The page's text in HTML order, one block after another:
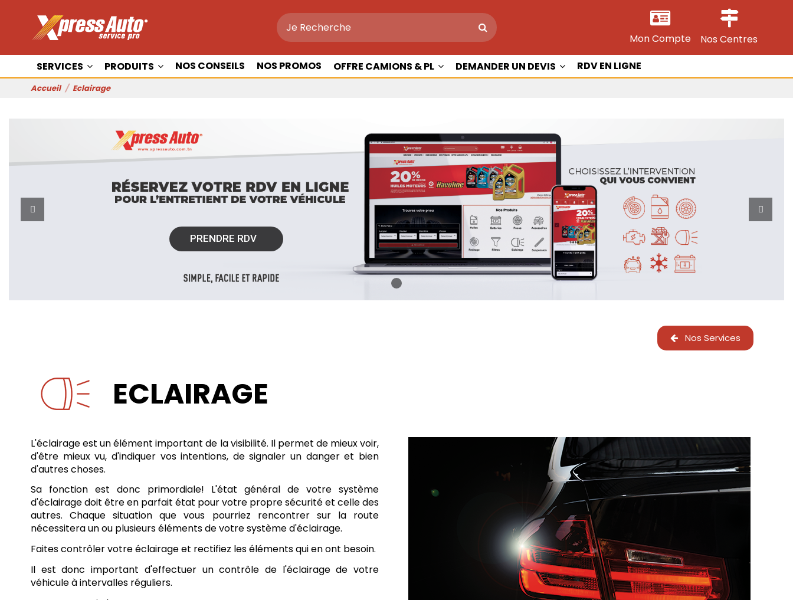
Mon Compte
Nos Centres
SERVICES
PRODUITS NOS CONSEILS NOS PROMOS OFFRE CAMIONS & PL DEMANDER UN DEVIS RDV EN LIGNE
Accueil Eclairage
PRENDRE RDV
Nos Services
ECLAIRAGE
L'éclairage est un élément important de la visibilité. Il permet de mieux voir,
d'être mieux vu, d'indiquer vos intentions, de signaler un danger et bien
d'autres choses.
Sa fonction est donc primordiale! L'état général de votre système
d'éclairage doit être en parfait état pour votre propre sécurité et celle des
autres. Chaque situation que vous pourriez rencontrer sur la route
nécessitera un ou plusieurs éléments de votre système d'éclairage.
Faites contrôler votre éclairage et rectifiez les éléments qui en ont besoin.
Il est donc important d'effectuer un contrôle de l'éclairage de votre
véhicule à intervalles réguliers.